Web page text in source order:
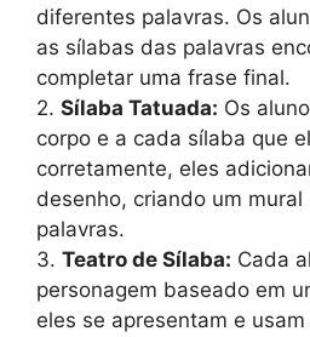
diferentes palavras. Os
as sílabas das palavras
completar uma frase final.
2. Sílaba Tatuada: Os
corpo e a cada sílaba que
corretamente, eles
desenho, criando um mural
palavras.
3. Teatro de Sílaba: Cada
personagem baseado em
eles se apresentam e